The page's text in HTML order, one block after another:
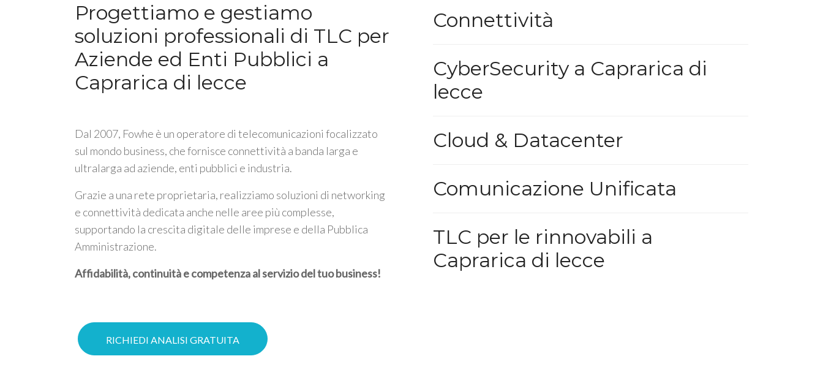
Progettiamo e gestiamo
soluzioni professionali di TLC per
Aziende ed Enti Pubblici a
Caprarica di lecce
Dal 2007, Fowhe è un operatore di telecomunicazioni focalizzato
sul mondo business, che fornisce connettività a banda larga e
ultralarga ad aziende, enti pubblici e industria.
Grazie a una rete proprietaria, realizziamo soluzioni di networking
e connettività dedicata anche nelle aree più complesse,
supportando la crescita digitale delle imprese e della Pubblica
Amministrazione.
Affidabilità, continuità e competenza al servizio del tuo business!
RICHIEDI ANALISI GRATUITA
Connettività
CyberSecurity a Caprarica di
lecce
Cloud & Datacenter
Comunicazione Unificata
TLC per le rinnovabili a
Caprarica di lecce